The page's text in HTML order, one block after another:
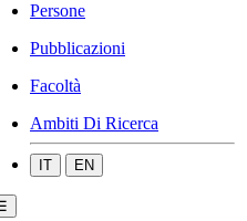
Persone
Pubblicazioni
Facoltà
Ambiti Di Ricerca
IT EN